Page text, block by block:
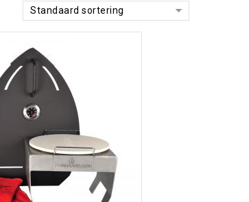
Standaard sortering